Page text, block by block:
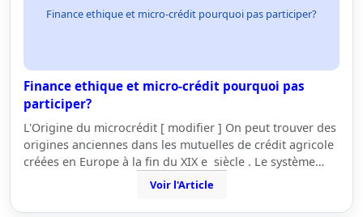
Finance ethique et micro-crédit pourquoi pas participer?
Finance ethique et micro-crédit pourquoi pas
participer?
L'Origine du microcrédit [ modifier ] On peut trouver des
origines anciennes dans les mutuelles de crédit agricole
créées en Europe à la fin du XIX e siècle . Le système…
Voir l'Article